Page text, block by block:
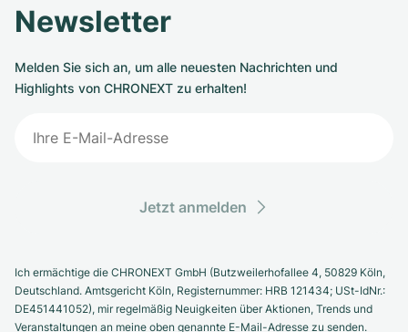
Newsletter
Melden Sie sich an, um alle neuesten Nachrichten und
Highlights von CHRONEXT zu erhalten!
Jetzt anmelden
Ich ermächtige die CHRONEXT GmbH (Butzweilerhofallee 4, 50829 Köln,
Deutschland. Amtsgericht Köln, Registernummer: HRB 121434; USt-IdNr.:
DE451441052), mir regelmäßig Neuigkeiten über Aktionen, Trends und
Veranstaltungen an meine oben genannte E-Mail-Adresse zu senden.